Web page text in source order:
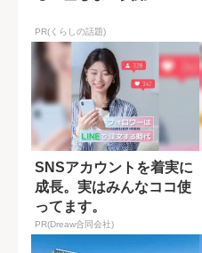
PR(くらしの話題)
SNSアカウントを着実に
成長。実はみんなココ使
ってます。
PR(Dreaw合同会社)